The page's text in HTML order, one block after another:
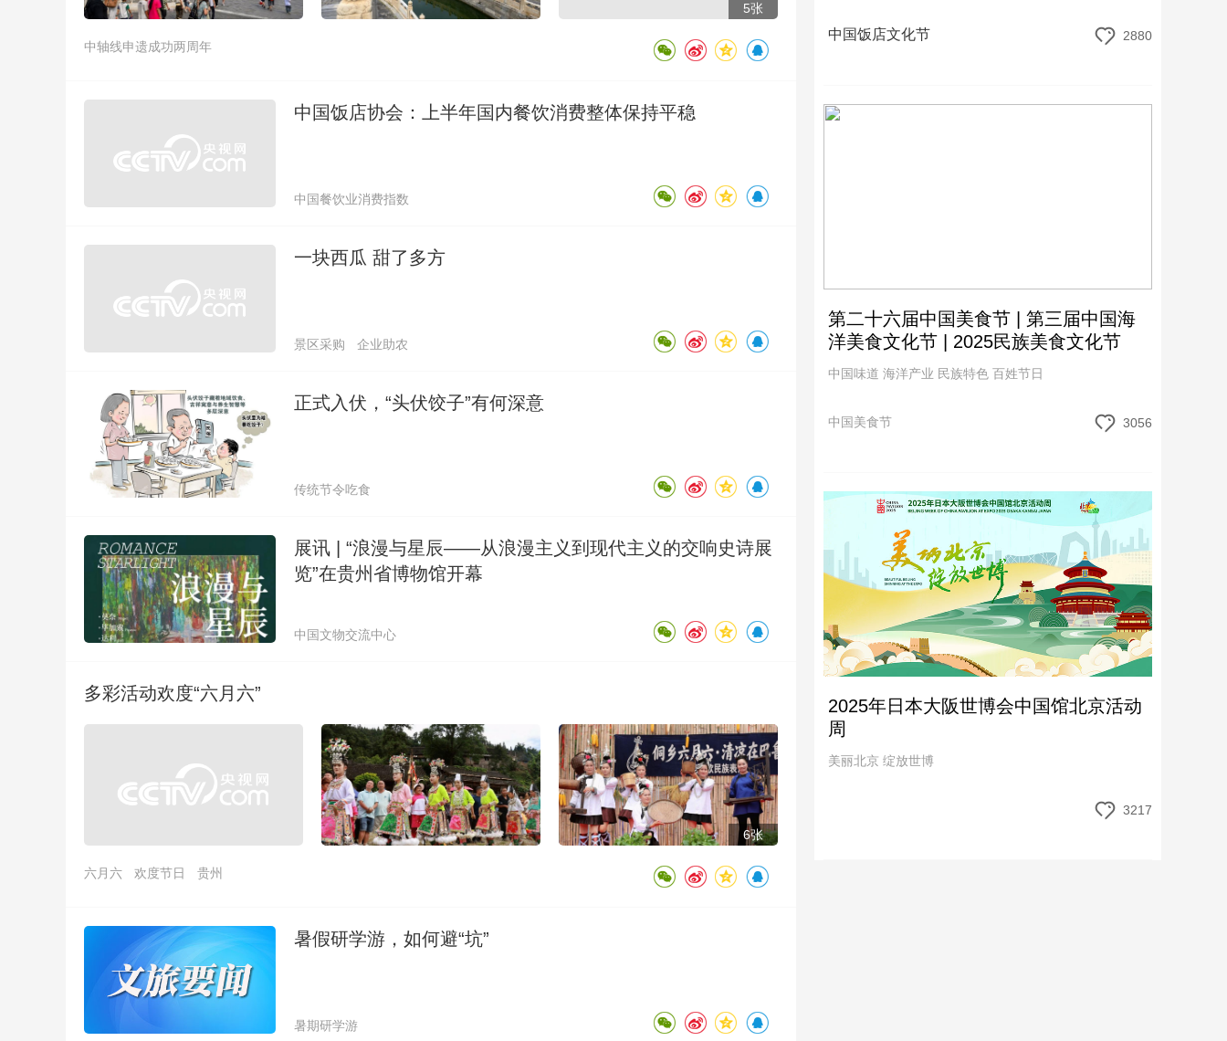
5张
中轴线申遗成功两周年
中国饭店协会：上半年国内餐饮消费整体保持平稳
中国餐饮业消费指数
一块西瓜 甜了多方
景区采购 企业助农
正式入伏，“头伏饺子”有何深意
传统节令吃食
展讯 | “浪漫与星辰——从浪漫主义到现代主义的交响史诗展
览”在贵州省博物馆开幕
中国文物交流中心
多彩活动欢度“六月六”
6张
六月六 欢度节日 贵州
暑假研学游，如何避“坑”
暑期研学游
中国饭店文化节 2880
第二十六届中国美食节 | 第三届中国海
洋美食文化节 | 2025民族美食文化节
中国味道 海洋产业 民族特色 百姓节日
中国美食节 3056
2025年日本大阪世博会中国馆北京活动
周
美丽北京 绽放世博
3217